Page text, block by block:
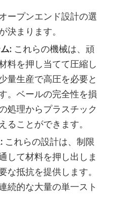
ープンエンド設計の選
決まります。
: これらの機械は、頑
料を押し当てて圧縮し
量生産で高圧を必要と
。ベールの完全性を損
処理からプラスチック
ることができます。
これらの設計は、制限
して材料を押し出しま
な抵抗を提供します。
続的な大量の単一スト